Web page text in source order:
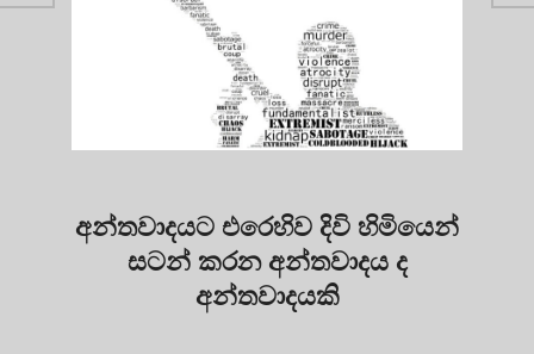
අන්තවාදයට එරෙහිව දිවි හිමියෙන්
සටන් කරන අන්තවාදය ද
අන්තවාදයකි